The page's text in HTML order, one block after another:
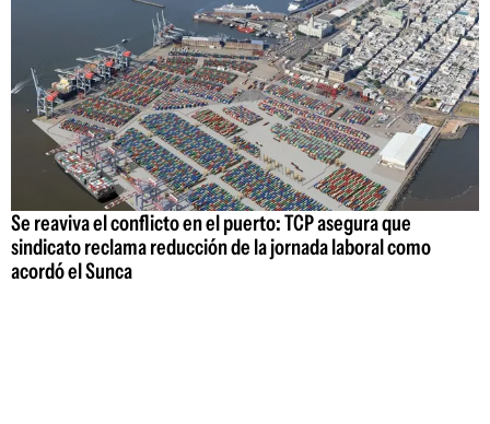
Se reaviva el conflicto en el puerto: TCP asegura que
sindicato reclama reducción de la jornada laboral como
acordó el Sunca